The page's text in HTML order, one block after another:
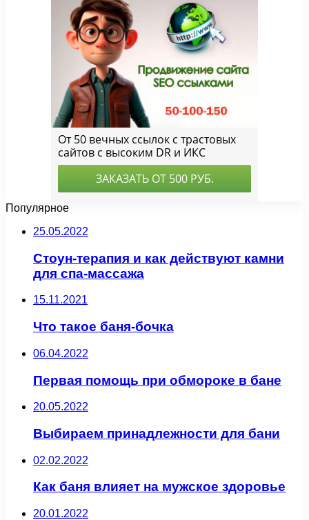
Популярное
25.05.2022
Стоун-терапия и как действуют камни
для спа-массажа
15.11.2021
Что такое баня-бочка
06.04.2022
Первая помощь при обмороке в бане
20.05.2022
Выбираем принадлежности для бани
02.02.2022
Как баня влияет на мужское здоровье
20.01.2022